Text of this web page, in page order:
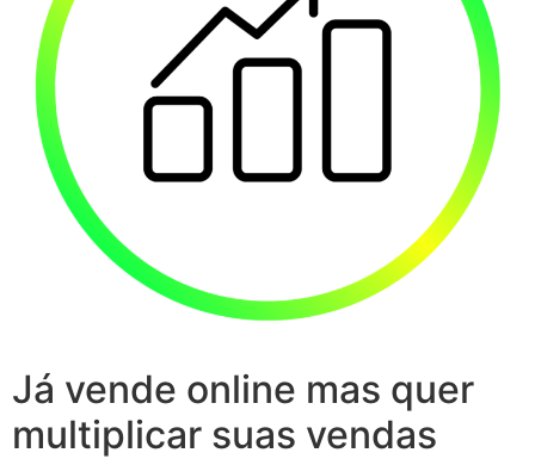
Já vende online mas quer
multiplicar suas vendas